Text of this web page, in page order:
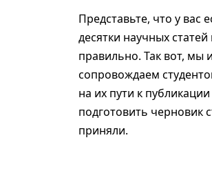
Представьте, что у
десятки научных
правильно. Так вот, мы
сопровождаем
на их пути к
подготовить черновик
приняли.